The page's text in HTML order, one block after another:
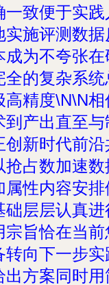
一致便于实
实施评测数
成为不夸张
全的复杂系
高精度\N\N
到产出直至
创新时代前
抢占数加速
属性内容安
础层层认真
宗旨恰在当
转向下一步
出方案同时